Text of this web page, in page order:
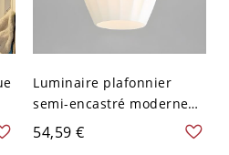
Luminaire plafonnier
semi-encastré moderne
avec abat-jour en verre
blanc pour une maison
54,59 €